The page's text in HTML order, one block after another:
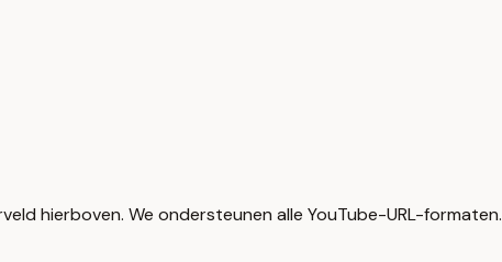
hierboven. We ondersteunen alle YouTube-URL-formaten.